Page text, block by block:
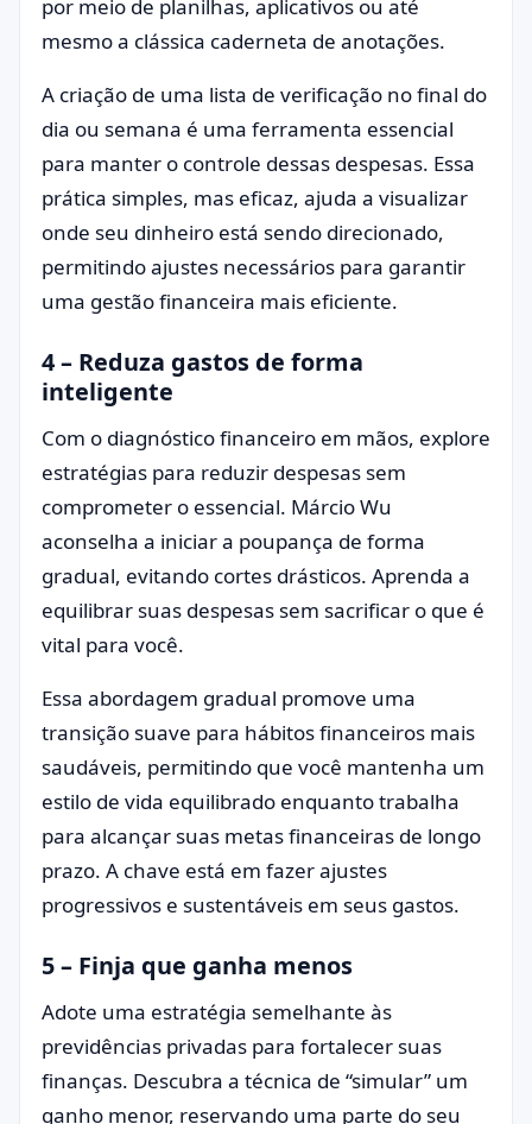
por meio de planilhas, aplicativos ou até
mesmo a clássica caderneta de anotações.
A criação de uma lista de verificação no final do
dia ou semana é uma ferramenta essencial
para manter o controle dessas despesas. Essa
prática simples, mas eficaz, ajuda a visualizar
onde seu dinheiro está sendo direcionado,
permitindo ajustes necessários para garantir
uma gestão financeira mais eficiente.
4 – Reduza gastos de forma
inteligente
Com o diagnóstico financeiro em mãos, explore
estratégias para reduzir despesas sem
comprometer o essencial. Márcio Wu
aconselha a iniciar a poupança de forma
gradual, evitando cortes drásticos. Aprenda a
equilibrar suas despesas sem sacrificar o que é
vital para você.
Essa abordagem gradual promove uma
transição suave para hábitos financeiros mais
saudáveis, permitindo que você mantenha um
estilo de vida equilibrado enquanto trabalha
para alcançar suas metas financeiras de longo
prazo. A chave está em fazer ajustes
progressivos e sustentáveis em seus gastos.
5 – Finja que ganha menos
Adote uma estratégia semelhante às
previdências privadas para fortalecer suas
finanças. Descubra a técnica de “simular” um
ganho menor, reservando uma parte do seu